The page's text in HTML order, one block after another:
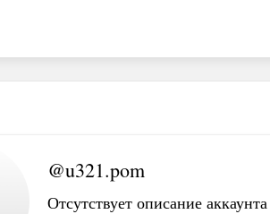
@u321.pom
Отсутствует описание аккаунта